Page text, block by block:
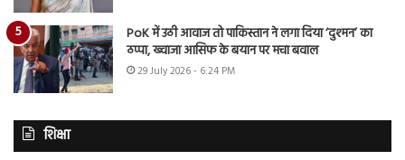
PoK में उठी आवाज तो पाकिस्तान ने लगा दिया ‘दुश्मन’ का
ठप्पा, ख्वाजा आसिफ के बयान पर मचा बवाल
29 July 2026 - 6:24 PM
शिक्षा